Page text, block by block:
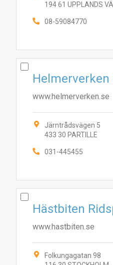
194 61 UPPLANDS
08-59084770
Helmerverken
www.helmerverken.se
Järntrådsvägen 5
433 30 PARTILLE
031-445455
Hästbiten
www.hastbiten.se
Folkungagatan 98